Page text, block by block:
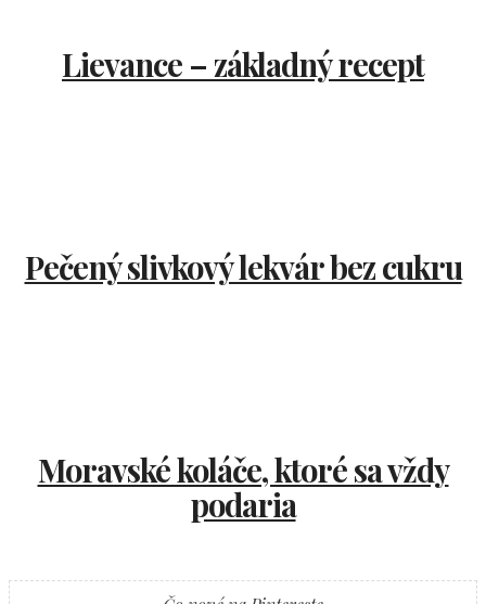
Lievance – základný recept
Pečený slivkový lekvár bez cukru
Moravské koláče, ktoré sa vždy
podaria